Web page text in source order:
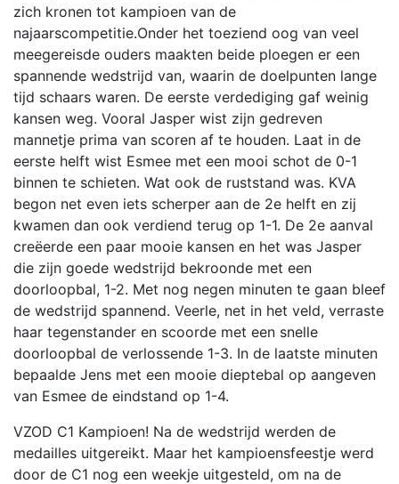
zich kronen tot kampioen van de
najaarscompetitie.Onder het toeziend oog van veel
meegereisde ouders maakten beide ploegen er een
spannende wedstrijd van, waarin de doelpunten lange
tijd schaars waren. De eerste verdediging gaf weinig
kansen weg. Vooral Jasper wist zijn gedreven
mannetje prima van scoren af te houden. Laat in de
eerste helft wist Esmee met een mooi schot de 0-1
binnen te schieten. Wat ook de ruststand was. KVA
begon net even iets scherper aan de 2e helft en zij
kwamen dan ook verdiend terug op 1-1. De 2e aanval
creëerde een paar mooie kansen en het was Jasper
die zijn goede wedstrijd bekroonde met een
doorloopbal, 1-2. Met nog negen minuten te gaan bleef
de wedstrijd spannend. Veerle, net in het veld, verraste
haar tegenstander en scoorde met een snelle
doorloopbal de verlossende 1-3. In de laatste minuten
bepaalde Jens met een mooie dieptebal op aangeven
van Esmee de eindstand op 1-4.
VZOD C1 Kampioen! Na de wedstrijd werden de
medailles uitgereikt. Maar het kampioensfeestje werd
door de C1 nog een weekje uitgesteld, om na de